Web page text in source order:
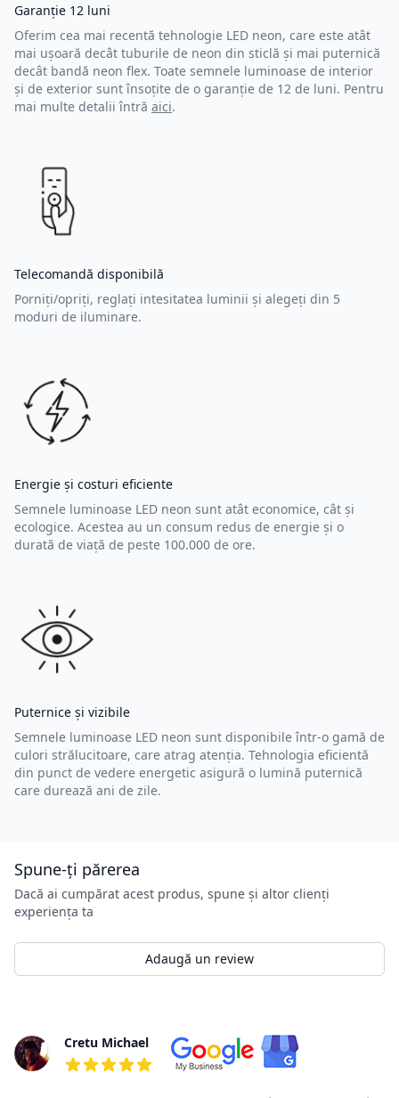
Garanție 12 luni
Oferim cea mai recentă tehnologie LED neon, care este atât
mai ușoară decât tuburile de neon din sticlă și mai puternică
decât bandă neon flex. Toate semnele luminoase de interior
și de exterior sunt însoțite de o garanție de 12 de luni. Pentru
mai multe detalii întră aici.
Telecomandă disponibilă
Porniți/opriți, reglați intesitatea luminii și alegeți din 5
moduri de iluminare.
Energie și costuri eficiente
Semnele luminoase LED neon sunt atât economice, cât și
ecologice. Acestea au un consum redus de energie și o
durată de viață de peste 100.000 de ore.
Puternice și vizibile
Semnele luminoase LED neon sunt disponibile într-o gamă de
culori strălucitoare, care atrag atenția. Tehnologia eficientă
din punct de vedere energetic asigură o lumină puternică
care durează ani de zile.
Spune-ți părerea
Dacă ai cumpărat acest produs, spune și altor clienți
experiența ta
Adaugă un review
Review-uriCretu Michael